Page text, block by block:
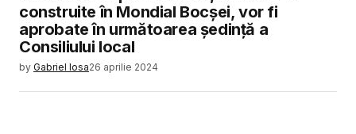
construite în Mondial Bocșei, vor fi
aprobate în următoarea ședință a
Consiliului local
by Gabriel Iosa26 aprilie 2024